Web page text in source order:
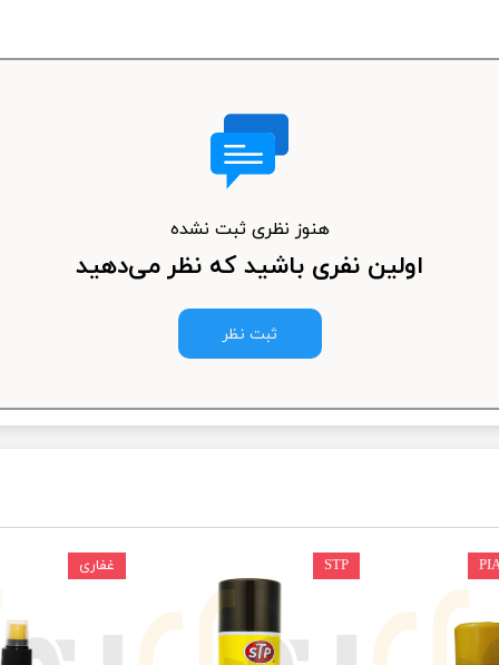
هنوز نظری ثبت نشده
اولین نفری باشید که نظر می‌دهید
ثبت نظر
غفاری STP